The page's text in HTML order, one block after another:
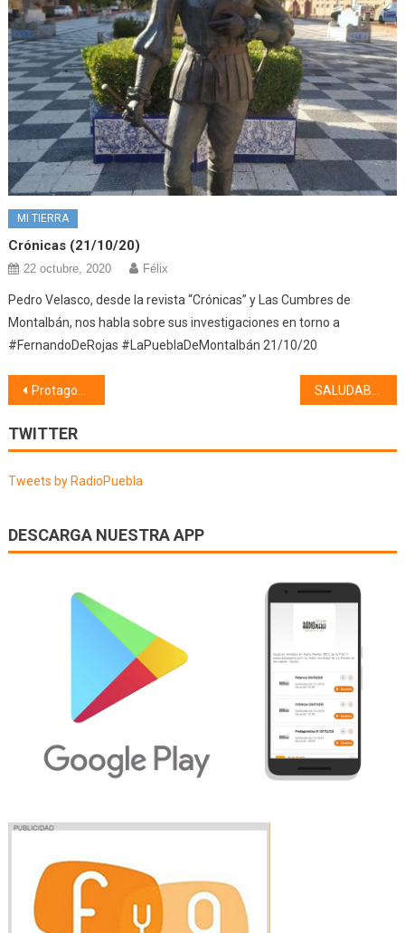
MI TIERRA
Crónicas (21/10/20)
22 octubre, 2020 Félix
Pedro Velasco, desde la revista “Crónicas” y Las Cumbres de
Montalbán, nos habla sobre sus investigaciones en torno a
#FernandoDeRojas #LaPueblaDeMontalbán 21/10/20
Navegación
de
entradas
Protagonistas XI (10/02/23) SALUDABLE (13/02/23) RESFRIADOS
TWITTER
Tweets by RadioPuebla
DESCARGA NUESTRA APP